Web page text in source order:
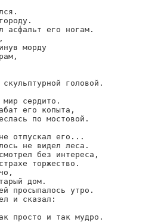
асфальт его ногам.
морду
головой.
сердито.
его копыта,
по мостовой.
отпускал его...
не видел леса.
без интереса,
торжество.
дом.
просыпалось утро.
и сказал:
просто и так мудро.